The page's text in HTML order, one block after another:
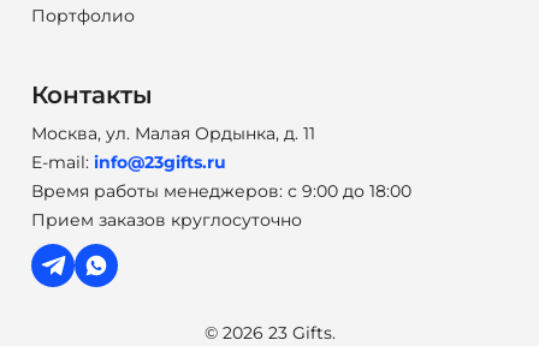
Портфолио
Контакты
Москва, ул. Малая Ордынка, д. 11
E-mail: info@23gifts.ru
Время работы менеджеров: с 9:00 до 18:00
Прием заказов круглосуточно
© 2026 23 Gifts.